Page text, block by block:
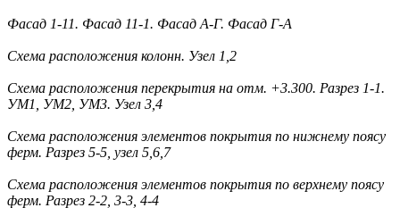
Фасад 1-11. Фасад 11-1. Фасад А-Г. Фасад Г-А
Схема расположения колонн. Узел 1,2
Схема расположения перекрытия на отм. +3.300. Разрез 1-1.
УМ1, УМ2, УМ3. Узел 3,4
Схема расположения элементов покрытия по нижнему поясу
ферм. Разрез 5-5, узел 5,6,7
Схема расположения элементов покрытия по верхнему поясу
ферм. Разрез 2-2, 3-3, 4-4